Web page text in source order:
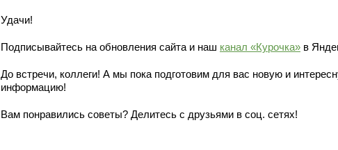
Удачи!
Подписывайтесь на обновления сайта и наш канал «Курочка» в
До встречи, коллеги! А мы пока подготовим для вас новую и
информацию!
Вам понравились советы? Делитесь с друзьями в соц. сетях!